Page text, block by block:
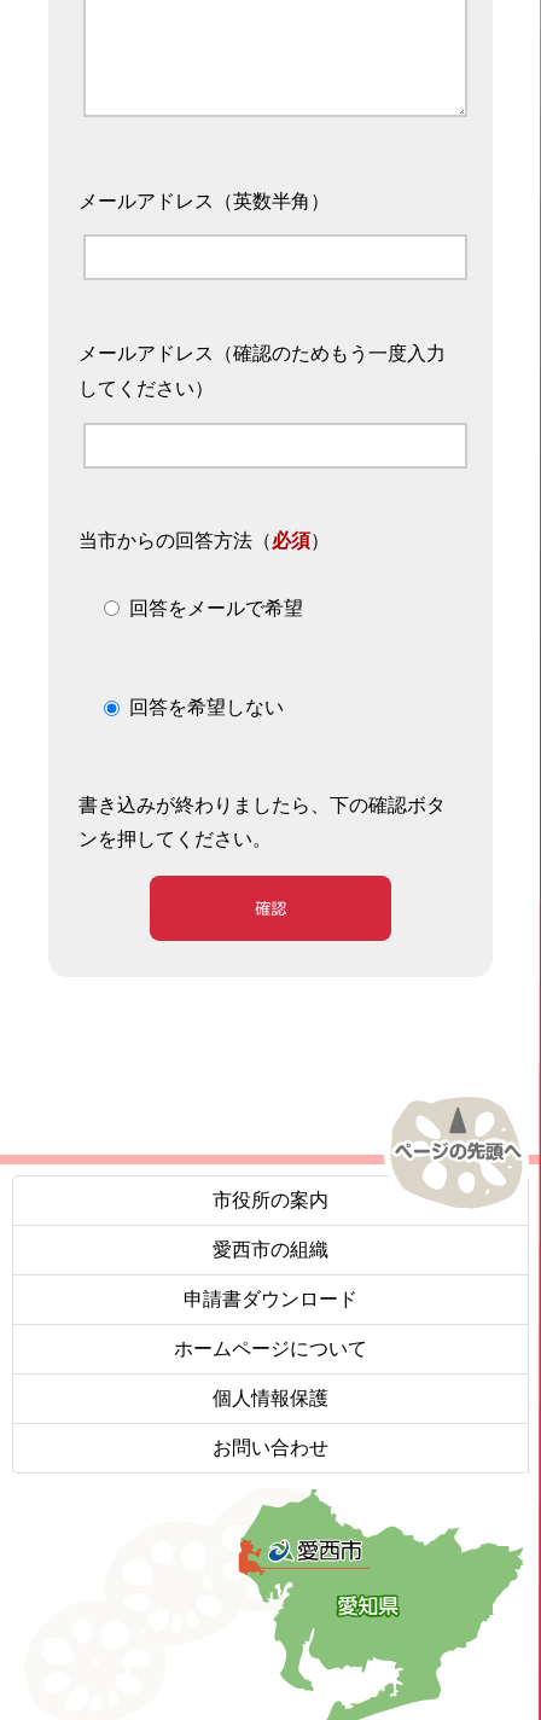
メールアドレス（英数半角）
メールアドレス（確認のためもう一度入力
してください）
当市からの回答方法 （必須）
回答をメールで希望
回答を希望しない
書き込みが終わりましたら、下の確認ボタ
ンを押してください。
確認
市役所の案内
愛西市の組織
申請書ダウンロード
ホームページについて
個人情報保護
お問い合わせ